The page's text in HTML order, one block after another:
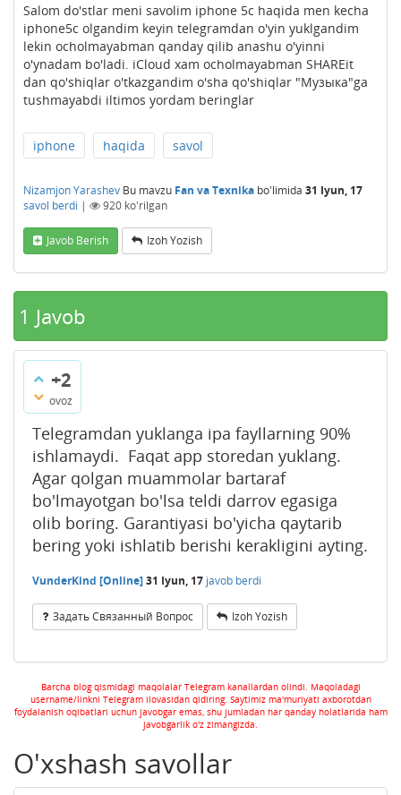
Salom do'stlar meni savolim iphone 5c haqida men kecha
iphone5c olgandim keyin telegramdan o'yin yuklgandim
lekin ocholmayabman qanday qilib anashu o'yinni
o'ynadam bo'ladi. iCloud xam ocholmayabman SHAREit
dan qo'shiqlar o'tkazgandim o'sha qo'shiqlar "Музыка"ga
tushmayabdi iltimos yordam beringlar
iphone haqida savol
Nizamjon Yarashev Bu mavzu Fan va Texnika bo'limida 31 Iyun, 17
savol berdi | 920 ko'rilgan
Javob Berish Izoh Yozish
1 Javob
+2
ovoz
Telegramdan yuklanga ipa fayllarning 90%
ishlamaydi. Faqat app storedan yuklang.
Agar qolgan muammolar bartaraf
bo'lmayotgan bo'lsa teldi darrov egasiga
olib boring. Garantiyasi bo'yicha qaytarib
bering yoki ishlatib berishi kerakligini ayting.
VunderKind [Online]31 Iyun, 17 javob berdi
Задать Связанный Вопрос Izoh Yozish
Barcha blog qismidagi maqolalar Telegram kanallardan olindi. Maqoladagi
username/linkni Telegram ilovasidan qidiring. Saytimiz ma'muriyati axborotdan
foydalanish oqibatlari uchun javobgar emas, shu jumladan har qanday holatlarida ham
javobgarlik o'z zimangizda.
O'xshash savollar